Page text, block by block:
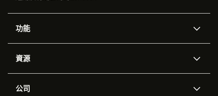
功能
Zendesk人工智能
資源
應用程式介面和開發者
公司